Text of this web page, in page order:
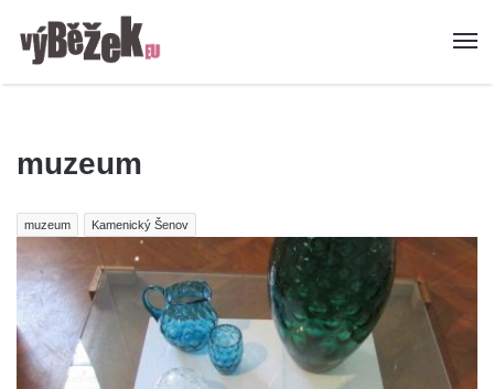
muzeum
muzeum Kamenický Šenov